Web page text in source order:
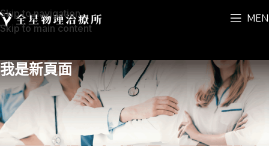
Skip to navigation
Skip to main content
我是新頁面
這裡是內容